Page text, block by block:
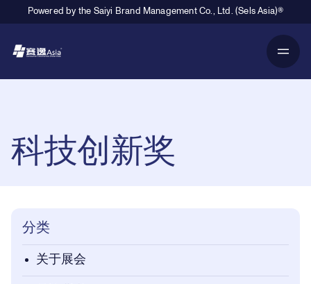
Powered by the Saiyi Brand Management Co., Ltd. (Sels Asia)®
科技创新奖
分类
关于展会